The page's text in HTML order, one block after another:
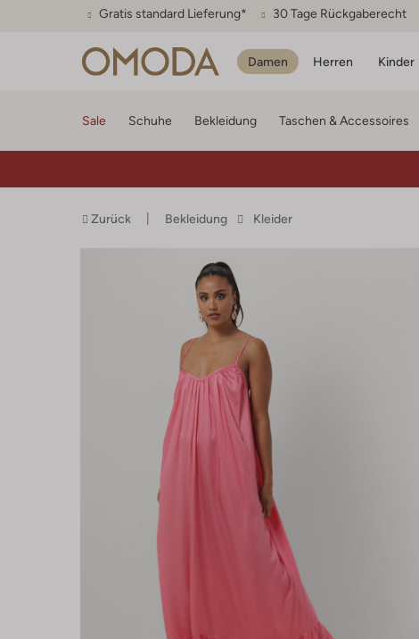
Gratis standard Lieferung* 30 Tage Rückgaberecht
Damen Herren Kinder
Sale Schuhe Bekleidung Taschen & Accessoires
Zurück Bekleidung Kleider